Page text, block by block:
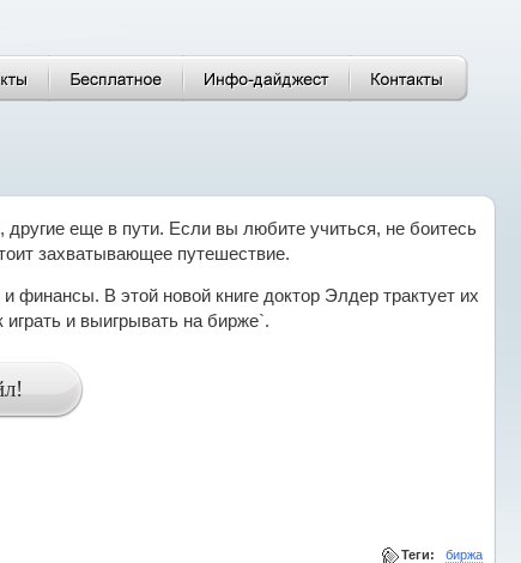
еще в пути. Если вы любите учиться, не боитесь
захватывающее путешествие.
финансы. В этой новой книге доктор Элдер трактует их
и выигрывать на бирже`.
Теги: биржа